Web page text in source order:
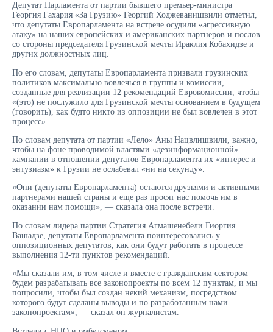
Депутат Парламента от партии бывшего премьер-министра
Георгия Гахария «За Грузию» Георгий Ходжеванишвили отметил,
что депутаты Европарламента на встрече осудили «агрессивную
атаку» на наших европейских и американских партнеров и послов
со стороны председателя Грузинской мечты Ираклия Кобахидзе и
других должностных лиц.
По его словам, депутаты Европарламента призвали грузинских
политиков максимально вовлечься в группы и комиссии,
созданные для реализации 12 рекомендаций Еврокомиссии, чтобы
«(это) не послужило для Грузинской мечты основанием в будущем
(говорить), как будто никто из оппозиции не был вовлечен в этот
процесс».
По словам депутата от партии «Лело» Аны Нацвлишвили, важно,
чтобы на фоне проводимой властями «дезинформационной»
кампании в отношении депутатов Европарламента их «интерес и
энтузиазм» к Грузии не ослабевал «ни на секунду».
«Они (депутаты Европарламента) остаются друзьями и активными
партнерами нашей страны и еще раз просят нас помочь им в
оказании нам помощи», — сказала она после встречи.
По словам лидера партии Стратегия Агмашенебели Гиоргия
Вашадзе, депутаты Европарламента поинтересовались у
оппозиционных депутатов, как они будут работать в процессе
выполнения 12-ти пунктов рекомендаций.
«Мы сказали им, в том числе и вместе с гражданским сектором
будем разрабатывать все законопроекты по всем 12 пунктам, и мы
попросили, чтобы был создан некий механизм, посредством
которого будут сделаны выводы и по разработанным нами
законопроектам», — сказал он журналистам.